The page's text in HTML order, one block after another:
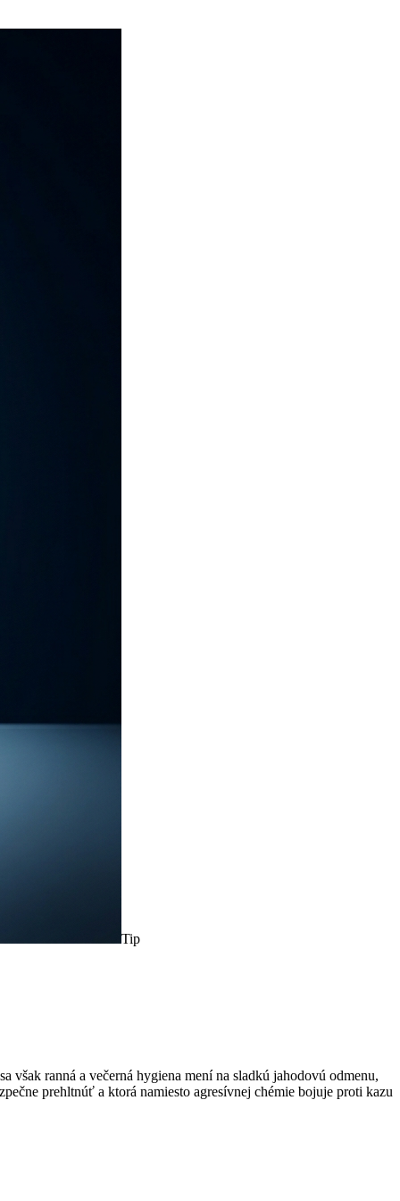
Tip
ranná a večerná hygiena mení na sladkú jahodovú odmenu,
prehltnúť a ktorá namiesto agresívnej chémie bojuje proti kazu